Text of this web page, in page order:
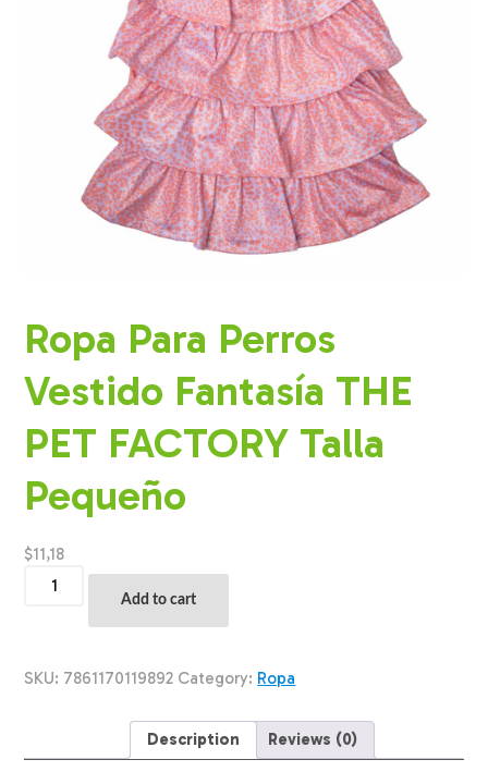
Ropa Para Perros
Vestido Fantasía THE
PET FACTORY Talla
Pequeño
$11,18
Para
THE
Add to cart
SKU: 7861170119892 Category: Ropa
Description Reviews (0)